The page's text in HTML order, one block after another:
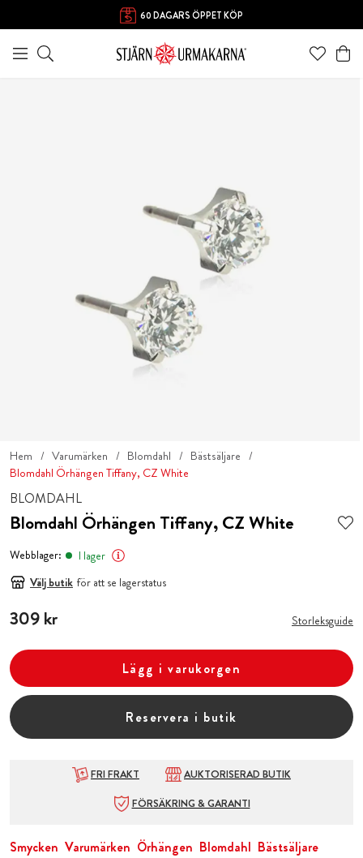
60 DAGARS ÖPPET KÖP
Hem Varumärken Blomdahl
Bästsäljare
Blomdahl Örhängen Tiffany, CZ White
BLOMDAHL
Blomdahl Örhängen Tiffany, CZ White
Webblager:
I lager
Välj butik för att se lagerstatus
Pris:309 kr
309 kr Storleksguide
Lägg i varukorgen
Reservera i butik
FRI FRAKT
AUKTORISERAD BUTIK
FÖRSÄKRING & GARANTI
Smycken Varumärken Örhängen Blomdahl Bästsäljare